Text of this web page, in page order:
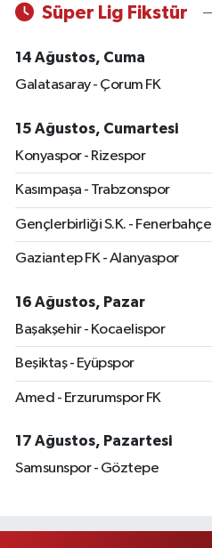
Süper Lig Fikstür
14 Ağustos, Cuma
Galatasaray - Çorum FK
15 Ağustos, Cumartesi
Konyaspor - Rizespor
Kasımpaşa - Trabzonspor
Gençlerbirliği S.K. - Fenerbahçe
Gaziantep FK - Alanyaspor
16 Ağustos, Pazar
Başakşehir - Kocaelispor
Beşiktaş - Eyüpspor
Amed - Erzurumspor FK
17 Ağustos, Pazartesi
Samsunspor - Göztepe